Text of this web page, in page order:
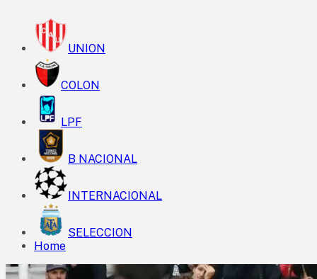
UNION
COLON
LPF
B NACIONAL
INTERNACIONAL
SELECCION
Home